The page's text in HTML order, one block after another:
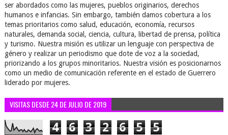
ser abordados como las mujeres, pueblos originarios, derechos
humanos e infancias. Sin embargo, también damos cobertura a los
temas prioritarios como salud, educación, economía, recursos
naturales, demanda social, ciencia, cultura, libertad de prensa, política
y turismo. Nuestra misión es utilizar un lenguaje con perspectiva de
género y realizar un periodismo que dote de voz a la sociedad,
priorizando a los grupos minoritarios. Nuestra visión es posicionarnos
como un medio de comunicación referente en el estado de Guerrero
liderado por mujeres.
VISITAS DESDE 24 DE JULIO DE 2019
4 6 3 2 6 5 5